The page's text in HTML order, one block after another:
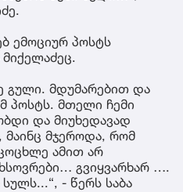
ემოციურ პოსტს
მიქელაძეც.
გული. მდუმარებით და
პოსტს. მთელი ჩემი
და მიუხედავად
მაინც მჯეროდა, რომ
ამით არ
გვიყვარხარ ….
- წერს საბა